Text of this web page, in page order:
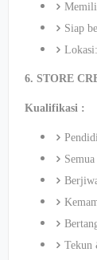
Siap
6. STORE
Kualifikasi :
Tekun